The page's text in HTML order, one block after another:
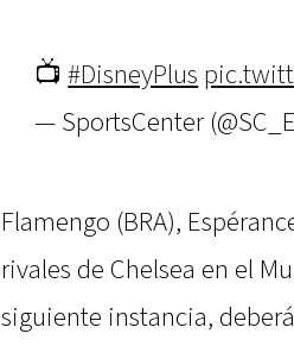
📺#DisneyPlus
— SportsCenter
Flamengo (BRA),
rivales de Chelsea en el
siguiente instancia,